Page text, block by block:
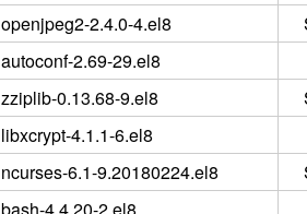
openjpeg2-2.4.0-4.el8
autoconf-2.69-29.el8
zziplib-0.13.68-9.el8
libxcrypt-4.1.1-6.el8
ncurses-6.1-9.20180224.el8
bash-4.4.20-2.el8